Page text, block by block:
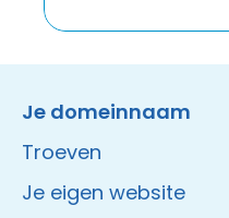
Je domeinnaam
Troeven
Je eigen website